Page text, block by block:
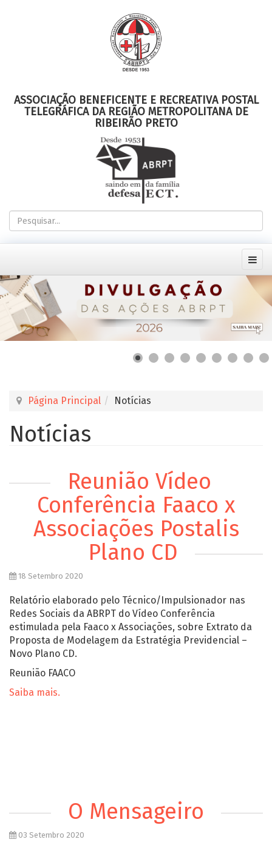
ASSOCIAÇÃO BENEFICENTE E RECREATIVA POSTAL
TELEGRÁFICA DA REGIÃO METROPOLITANA DE
RIBEIRÃO PRETO
Página Principal Notícias
Notícias
Reunião Vídeo
Conferência Faaco x
Associações Postalis
Plano CD
18 Setembro 2020
Relatório elaborado pelo Técnico/Impulsionador nas
Redes Sociais da ABRPT do Vídeo Conferência
estimulada pela Faaco x Associações, sobre Extrato da
Proposta de Modelagem da Estratégia Previdencial –
Novo Plano CD.
Reunião FAACO
Saiba mais.
O Mensageiro
03 Setembro 2020